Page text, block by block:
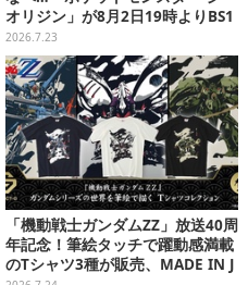
オリジン」が8月2日19時よりBS1
2・日曜アニメ劇場で放送決定！
2026.7.23
「機動戦士ガンダムZZ」放送40周
年記念！筆絵タッチで躍動感満載
のTシャツ3種が販売、MADE IN J